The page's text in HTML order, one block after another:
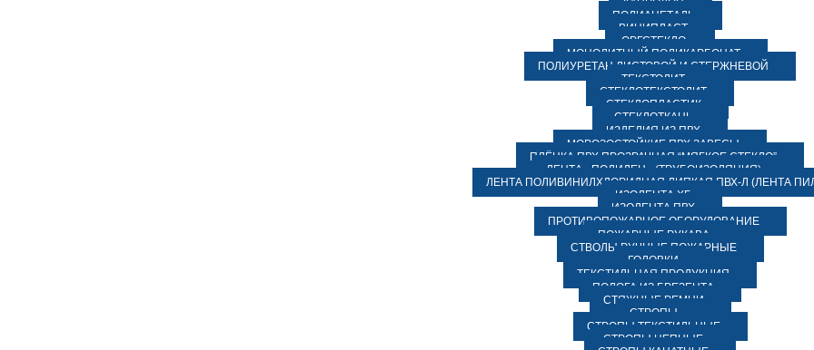
КАПРОЛОН
ПОЛИАЦЕТАЛЬ
ВИНИПЛАСТ
ОРГСТЕКЛО
МОНОЛИТНЫЙ ПОЛИКАРБОНАТ
ПОЛИУРЕТАН ЛИСТОВОЙ И СТЕРЖНЕВОЙ
ТЕКСТОЛИТ
СТЕКЛОТЕКСТОЛИТ
СТЕКЛОПЛАСТИК
СТЕКЛОТКАНЬ
ИЗДЕЛИЯ ИЗ ПВХ
МОРОЗОСТОЙКИЕ ПВХ ЗАВЕСЫ
ПЛЁНКА ПВХ ПРОЗРАЧНАЯ “МЯГКОЕ СТЕКЛО”
ЛЕНТА «ПОЛИЛЕН» (ТРУБОИЗОЛЯЦИЯ)
ЛЕНТА ПОЛИВИНИЛХЛОРИДНАЯ ЛИПКАЯ ПВХ-Л (ЛЕНТА
ИЗОЛЕНТА ХБ
ИЗОЛЕНТА ПВХ
ПРОТИВОПОЖАРНОЕ ОБОРУДОВАНИЕ
ПОЖАРНЫЕ РУКАВА
СТВОЛЫ РУЧНЫЕ ПОЖАРНЫЕ
ГОЛОВКИ
ТЕКСТИЛЬНАЯ ПРОДУКЦИЯ
ПОЛОГА ИЗ БРЕЗЕНТА
СТЯЖНЫЕ РЕМНИ
СТРОПЫ
СТРОПЫ ТЕКСТИЛЬНЫЕ
СТРОПЫ ЦЕПНЫЕ